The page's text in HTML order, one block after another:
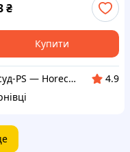
₴
Купити
Посуд-PS — Horeca Посуд Подарунки
4.9